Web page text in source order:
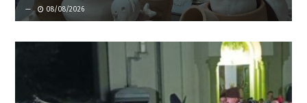
08/08/2026